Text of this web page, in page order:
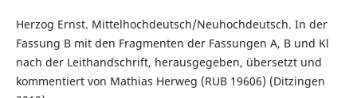
Herzog Ernst. Mittelhochdeutsch/Neuhochdeutsch. In der
Fassung B mit den Fragmenten der Fassungen A, B und Kl
nach der Leithandschrift, herausgegeben, übersetzt und
kommentiert von Mathias Herweg (RUB 19606) (Ditzingen